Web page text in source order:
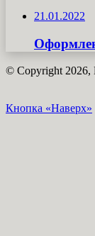
21.01.2022
© Copyright 2026,
Кнопка «Наверх»